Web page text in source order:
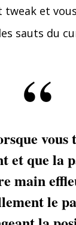
tweak et
vous
et que la
main
le